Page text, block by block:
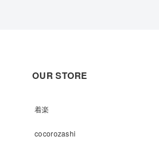
OUR STORE
着楽
cocorozashi